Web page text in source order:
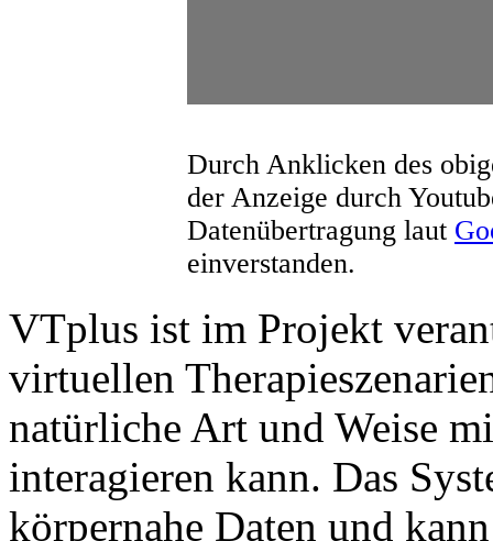
Durch Anklicken des
der Anzeige durch
Datenübertragung laut
einverstanden.
VTplus ist im Projekt
virtuellen
natürliche Art und Weise
interagieren kann. Das
körpernahe Daten und